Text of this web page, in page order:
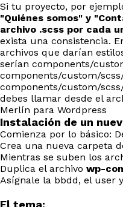
Si tu proyecto, por
"Quiénes somos" y
archivo .scss por cada
exista una consistencia.
archivos que darían
serían components/
components/custom/
components/custom/
debes llamar desde el
Merlín para Wordpress
Instalación de un
Comienza por lo básico:
Crea una nueva carpeta
Mientras se suben los
Duplica el archivo wp-
Asígnale la bbdd, el user
El tema: